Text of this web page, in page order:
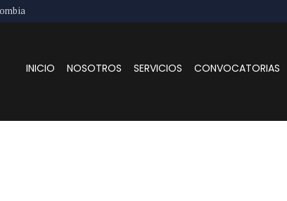
INICIO NOSOTROS SERVICIOS CONVOCATORIAS